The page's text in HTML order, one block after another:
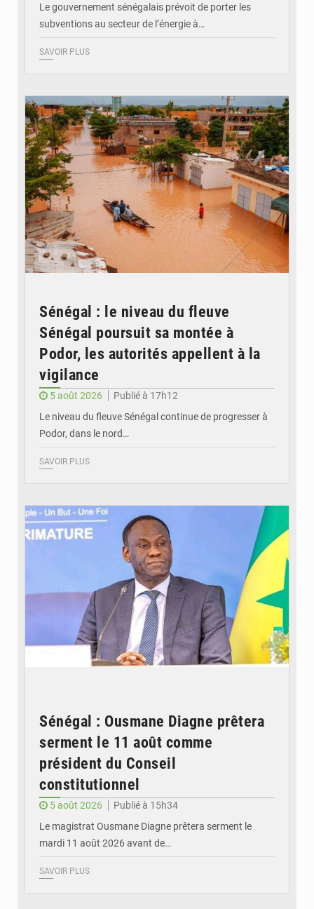
Le gouvernement sénégalais prévoit de porter les
subventions au secteur de l’énergie à…
SAVOIR PLUS
Sénégal : le niveau du fleuve
Sénégal poursuit sa montée à
Podor, les autorités appellent à la
vigilance
5 août 2026
Publié à 17h12
Le niveau du fleuve Sénégal continue de progresser à
Podor, dans le nord…
SAVOIR PLUS
Sénégal : Ousmane Diagne prêtera
serment le 11 août comme
président du Conseil
constitutionnel
5 août 2026
Publié à 15h34
Le magistrat Ousmane Diagne prêtera serment le
mardi 11 août 2026 avant de…
SAVOIR PLUS